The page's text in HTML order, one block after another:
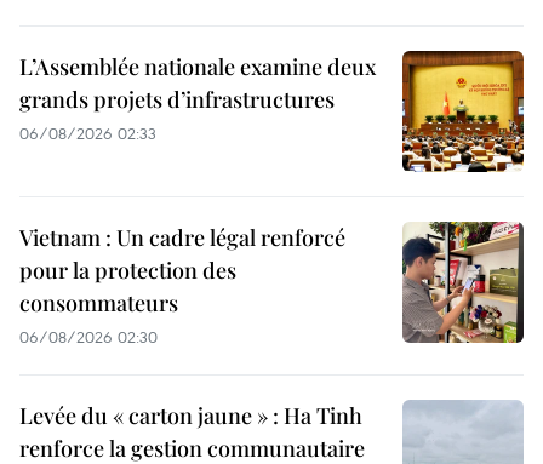
L’Assemblée nationale examine deux
grands projets d’infrastructures
06/08/2026 02:33
Vietnam : Un cadre légal renforcé
pour la protection des
consommateurs
06/08/2026 02:30
Levée du « carton jaune » : Ha Tinh
renforce la gestion communautaire